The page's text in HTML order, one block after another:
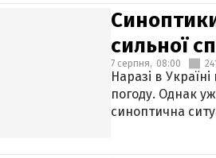
сильної
7 серпня, 08:00
Наразі в
погоду. Однак
синоптична